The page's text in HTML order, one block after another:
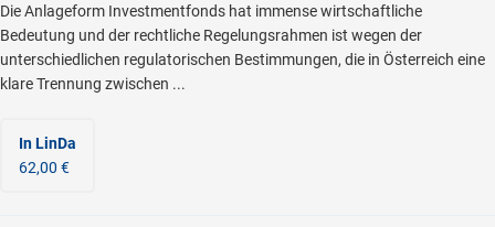
Die Anlageform Investmentfonds hat immense wirtschaftliche
Bedeutung und der rechtliche Regelungsrahmen ist wegen der
unterschiedlichen regulatorischen Bestimmungen, die in Österreich eine
klare Trennung zwischen ...
In LinDa
62,00 €